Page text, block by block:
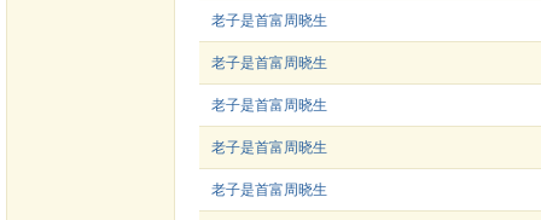
老子是首富周晓生
老子是首富周晓生
老子是首富周晓生
老子是首富周晓生
老子是首富周晓生